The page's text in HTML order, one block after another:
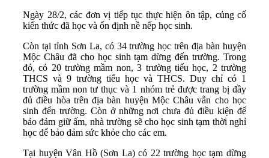
Ngày 28/2, các đơn vị tiếp tục thực hiện ôn tập, củng cố
kiến thức đã học và ổn định nề nếp học sinh.
Còn tại tỉnh Sơn La, có 34 trường học trên địa bàn huyện
Mộc Châu đã cho học sinh tạm dừng đến trường. Trong
đó, có 20 trường mầm non, 3 trường tiểu học, 2 trường
THCS và 9 trường tiểu học và THCS. Duy chỉ có 1
trường mầm non tư thục và 1 nhóm trẻ được trang bị đầy
đủ điều hòa trên địa bàn huyện Mộc Châu vẫn cho học
sinh đến trường. Còn ở những nơi chưa đủ điều kiện để
bảo đảm giữ ấm, nhà trường sẽ cho học sinh tạm thời nghỉ
học để bảo đảm sức khỏe cho các em.
Tại huyện Vân Hồ (Sơn La) có 22 trường học tạm dừng